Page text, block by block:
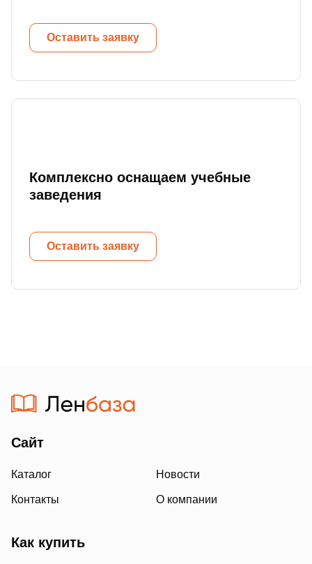
Оставить заявку
Комплексно оснащаем учебные
заведения
Оставить заявку
Сайт
Каталог Новости
Контакты О компании
Как купить